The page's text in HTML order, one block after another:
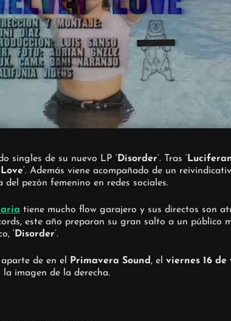
singles de su nuevo LP ‘ Disorder‘. Tras ‘
‘. Además viene acompañado de un
del pezón femenino en redes sociales.
tiene mucho flow garajero y sus directos son
este año preparan su gran salto a un público
‘ Disorder’.
de en el Primavera Sound , el viernes 16
imagen de la derecha.